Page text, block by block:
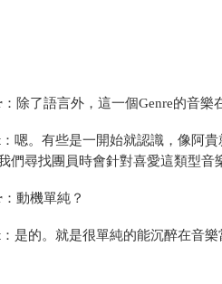
：除了語言外，這一個Genre的音
：嗯。有些是一開始就認識，像阿
們尋找團員時會針對喜愛這類型音
：動機單純？
：是的。就是很單純的能沉醉在音